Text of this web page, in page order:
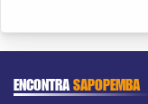
ENCONTRASAPOPEMBA